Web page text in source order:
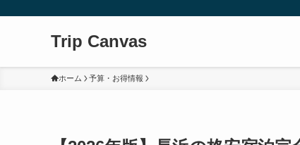
Trip Canvas
ホーム 予算・お得情報